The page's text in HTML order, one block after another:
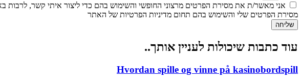
אני מאשר/ת את מסירת הפרטים מרצוני החופשי והשימוש בהם כדי ליצור איתי קשר, לרבות
מסירת הפרטים שלי והשימוש בהם תחום מדיניות הפרטיות של האתר
שליחה
עוד כתבות שיכולות לעניין אותך..
Hvordan spille og vinne på kasinobordspill